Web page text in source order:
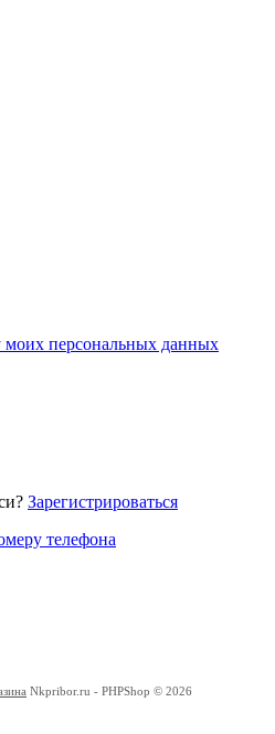
моих персональных данных
Зарегистрироваться
телефона
Nkpribor.ru - PHPShop © 2026